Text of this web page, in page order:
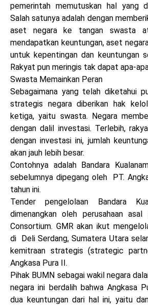
pemerintah memutuskan hal yang
Salah satunya adalah dengan
aset negara ke tangan swasta
mendapatkan keuntungan, aset
untuk kepentingan dan keuntungan
Rakyat pun meringis tak dapat apa-
Swasta Memainkan Peran
Sebagaimana yang telah diketahui
strategis negara diberikan hak
ketiga, yaitu swasta. Negara
dengan dalil investasi. Terlebih,
dengan investasi ini, jumlah
akan jauh lebih besar.
Contohnya adalah Bandara
sebelumnya dipegang oleh PT.
tahun ini.
Tender pengelolaan Bandara
dimenangkan oleh perusahaan
Consortium. GMR akan ikut
di Deli Serdang, Sumatera Utara
kemitraan strategis (strategic
Angkasa Pura II.
Pihak BUMN sebagai wakil negara
negara ini berdalih bahwa Angkasa
dua keuntungan dari hal ini, yaitu